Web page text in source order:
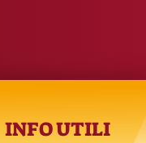
INFO UTILI